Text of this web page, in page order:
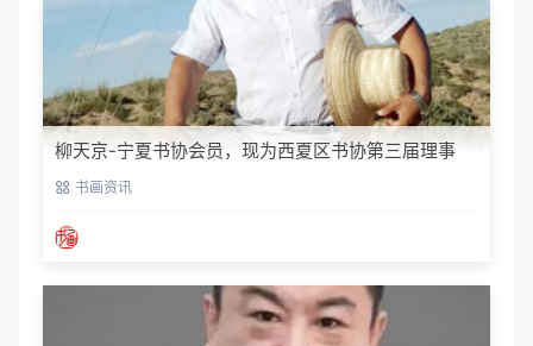
柳天京-宁夏书协会员，现为西夏区书协第三届理事
书画资讯